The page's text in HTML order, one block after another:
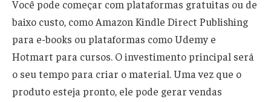
Você pode começar com plataformas gratuitas ou de
baixo custo, como Amazon Kindle Direct Publishing
para e-books ou plataformas como Udemy e
Hotmart para cursos. O investimento principal será
o seu tempo para criar o material. Uma vez que o
produto esteja pronto, ele pode gerar vendas